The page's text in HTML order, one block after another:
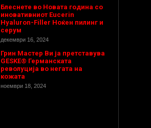
Блеснете во Новата година со
иновативниот Eucerin
Hyaluron-Filler Ноќен пилинг и
серум
декември 16, 2024
Грин Мастер Ви ја претставува
GESKE® Германската
револуција во негата на
кожата
ноември 18, 2024